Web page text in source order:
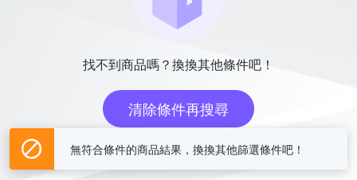
找不到商品嗎？換換其他條件吧！
清除條件再搜尋
或
無符合條件的商品結果，換換其他篩選條件吧！